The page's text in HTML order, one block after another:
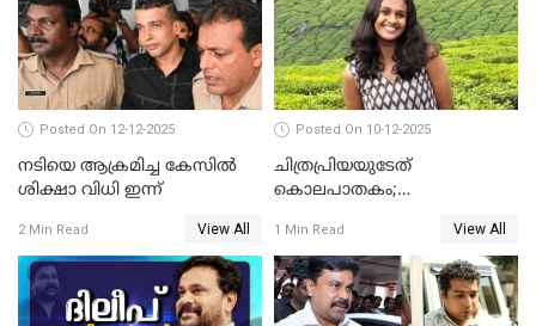
Posted On 12-12-2025
നടിയെ ആക്രമിച്ച കേസിൽ
ശിക്ഷാ വിധി ഇന്ന്
2 Min Read View All
Posted On 10-12-2025
ചിത്രപ്രിയയുടേത്
കൊലപാതകം;
സമ്മതിച്ചെന്ന് പൊലീസ്
1 Min Read View All